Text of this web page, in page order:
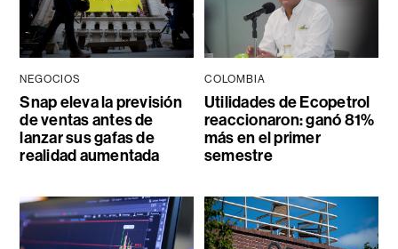
NEGOCIOS
Snap eleva la previsión
de ventas antes de
lanzar sus gafas de
realidad aumentada
COLOMBIA
Utilidades de Ecopetrol
reaccionaron: ganó 81%
más en el primer
semestre